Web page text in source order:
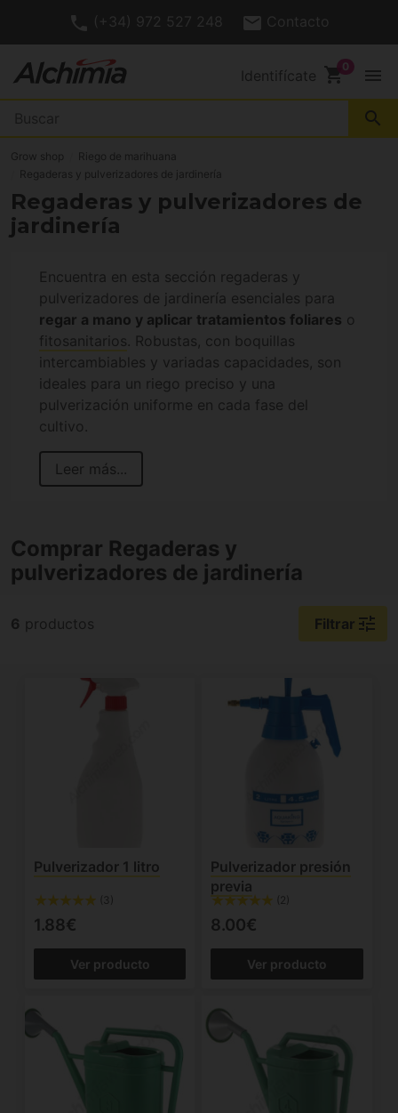
(+34) 972 527 248 Contacto
Identifícate shopping_cart menu
search
Grow shop
Riego de marihuana
Regaderas y pulverizadores de jardinería
Regaderas y pulverizadores de
jardinería
Encuentra en esta sección regaderas y
pulverizadores de jardinería esenciales para
regar a mano y aplicar tratamientos foliares o
fitosanitarios. Robustas, con boquillas
intercambiables y variadas capacidades, son
ideales para un riego preciso y una
pulverización uniforme en cada fase del
cultivo.
Leer más...
Comprar Regaderas y
pulverizadores de jardinería
6 productos Filtrar tune
Pulverizador 1 litro
(3)
1.88€
Ver producto
Pulverizador presión
previa
(2)
8.00€
Ver producto